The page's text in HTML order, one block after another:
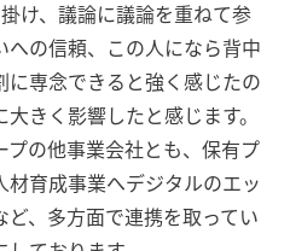
け、議論に議論を重ねて参
への信頼、この人になら背中
専念できると強く感じたの
きく影響したと感じます。
の他事業会社とも、保有プ
育成事業へデジタルのエッ
、多方面で連携を取ってい